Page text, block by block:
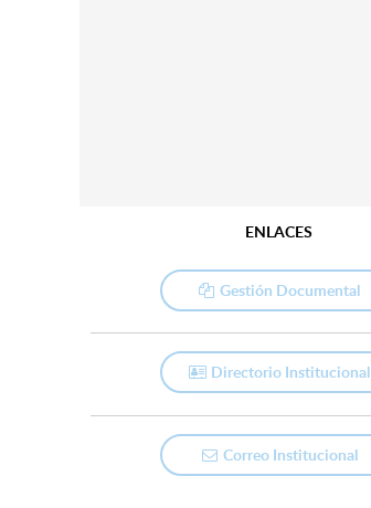
ENLACES
Gestión Documental
Directorio Institucional
Correo Institucional